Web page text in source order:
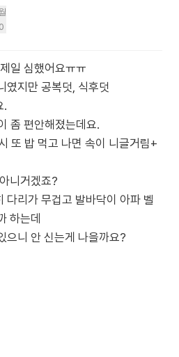
일 심했어요ㅠㅠ
였지만 공복덧, 식후덧
.
좀 편안해졌는데요.
또 밥 먹고 나면 속이 니글거림+
니거겠죠?
다리가 무겁고 발바닥이 아파 벨
하는데
으니 안 신는게 나을까요?